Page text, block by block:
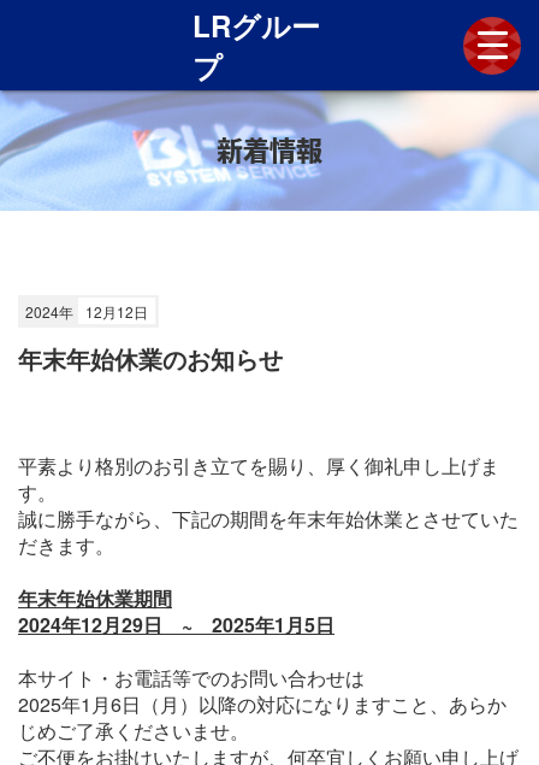
LRグルー
プ
新着情報
LRグループとは
技術と歴史
お問い合わせ
新着情報
2024年 12月12日
年末年始休業のお知らせ
平素より格別のお引き立てを賜り、厚く御礼申し上げま
す。
誠に勝手ながら、下記の期間を年末年始休業とさせていた
だきます。
年末年始休業期間
2024年12月29日 ~ 2025年1月5日
本サイト・お電話等でのお問い合わせは
2025年1月6日（月）以降の対応になりますこと、あらか
じめご了承くださいませ。
ご不便をお掛けいたしますが、何卒宜しくお願い申し上げ